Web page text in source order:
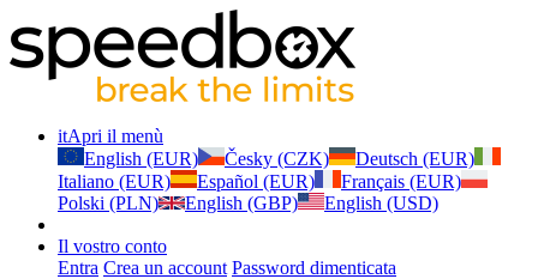
itApri il menù
English (EUR)
Česky (CZK)
Deutsch (EUR)
Italiano (EUR)
Español (EUR)
Français (EUR)
Polski (PLN)
English (GBP) English (USD)
Il vostro conto
Entra Crea un account Password dimenticata